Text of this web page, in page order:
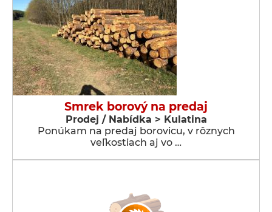
Smrek borový na predaj
Prodej / Nabídka > Kulatina
Ponúkam na predaj borovicu, v rôznych
veľkostiach aj vo …